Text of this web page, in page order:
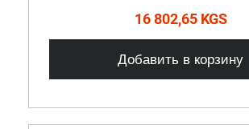
16 802,65 KGS
Добавить в корзину